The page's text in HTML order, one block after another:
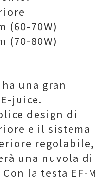
(60-70W)
(70-80W)
una gran
juice.
design di
e il sistema
regolabile,
una nuvola di
la testa EF-M